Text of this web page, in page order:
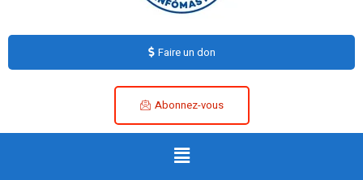
Faire un don
Abonnez-vous